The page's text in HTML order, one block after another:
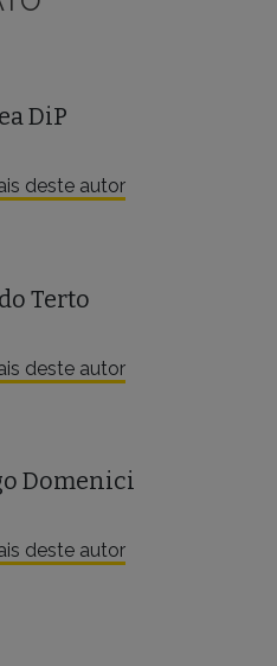
DiP
deste autor
Terto
deste autor
Domenici
deste autor